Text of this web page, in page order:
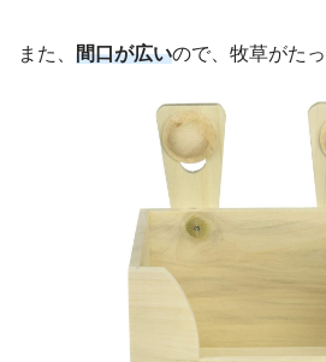
また、 間口が広いので、牧草がた